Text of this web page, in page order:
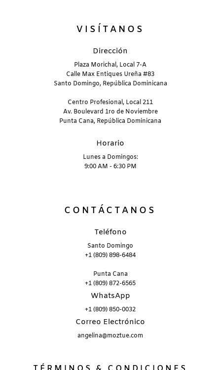
VISÍTANOS
Dirección
Plaza Morichal, Local 7-A
Calle Max Entiques Ureña #83
Santo Domingo, República Dominicana
Centro Profesional, Local 211
Av. Boulevard 1ro de Noviembre
Punta Cana, República Dominicana
Horario
Lunes a Domingos:
9:00 AM - 6:30 PM
CONTÁCTANOS
Teléfono
Santo Domingo
+1 (809) 898-6484
Punta Cana
+1 (809) 872-6565
WhatsApp
+1 (809) 850-0032
Correo Electrónico
angelina@moztue.com